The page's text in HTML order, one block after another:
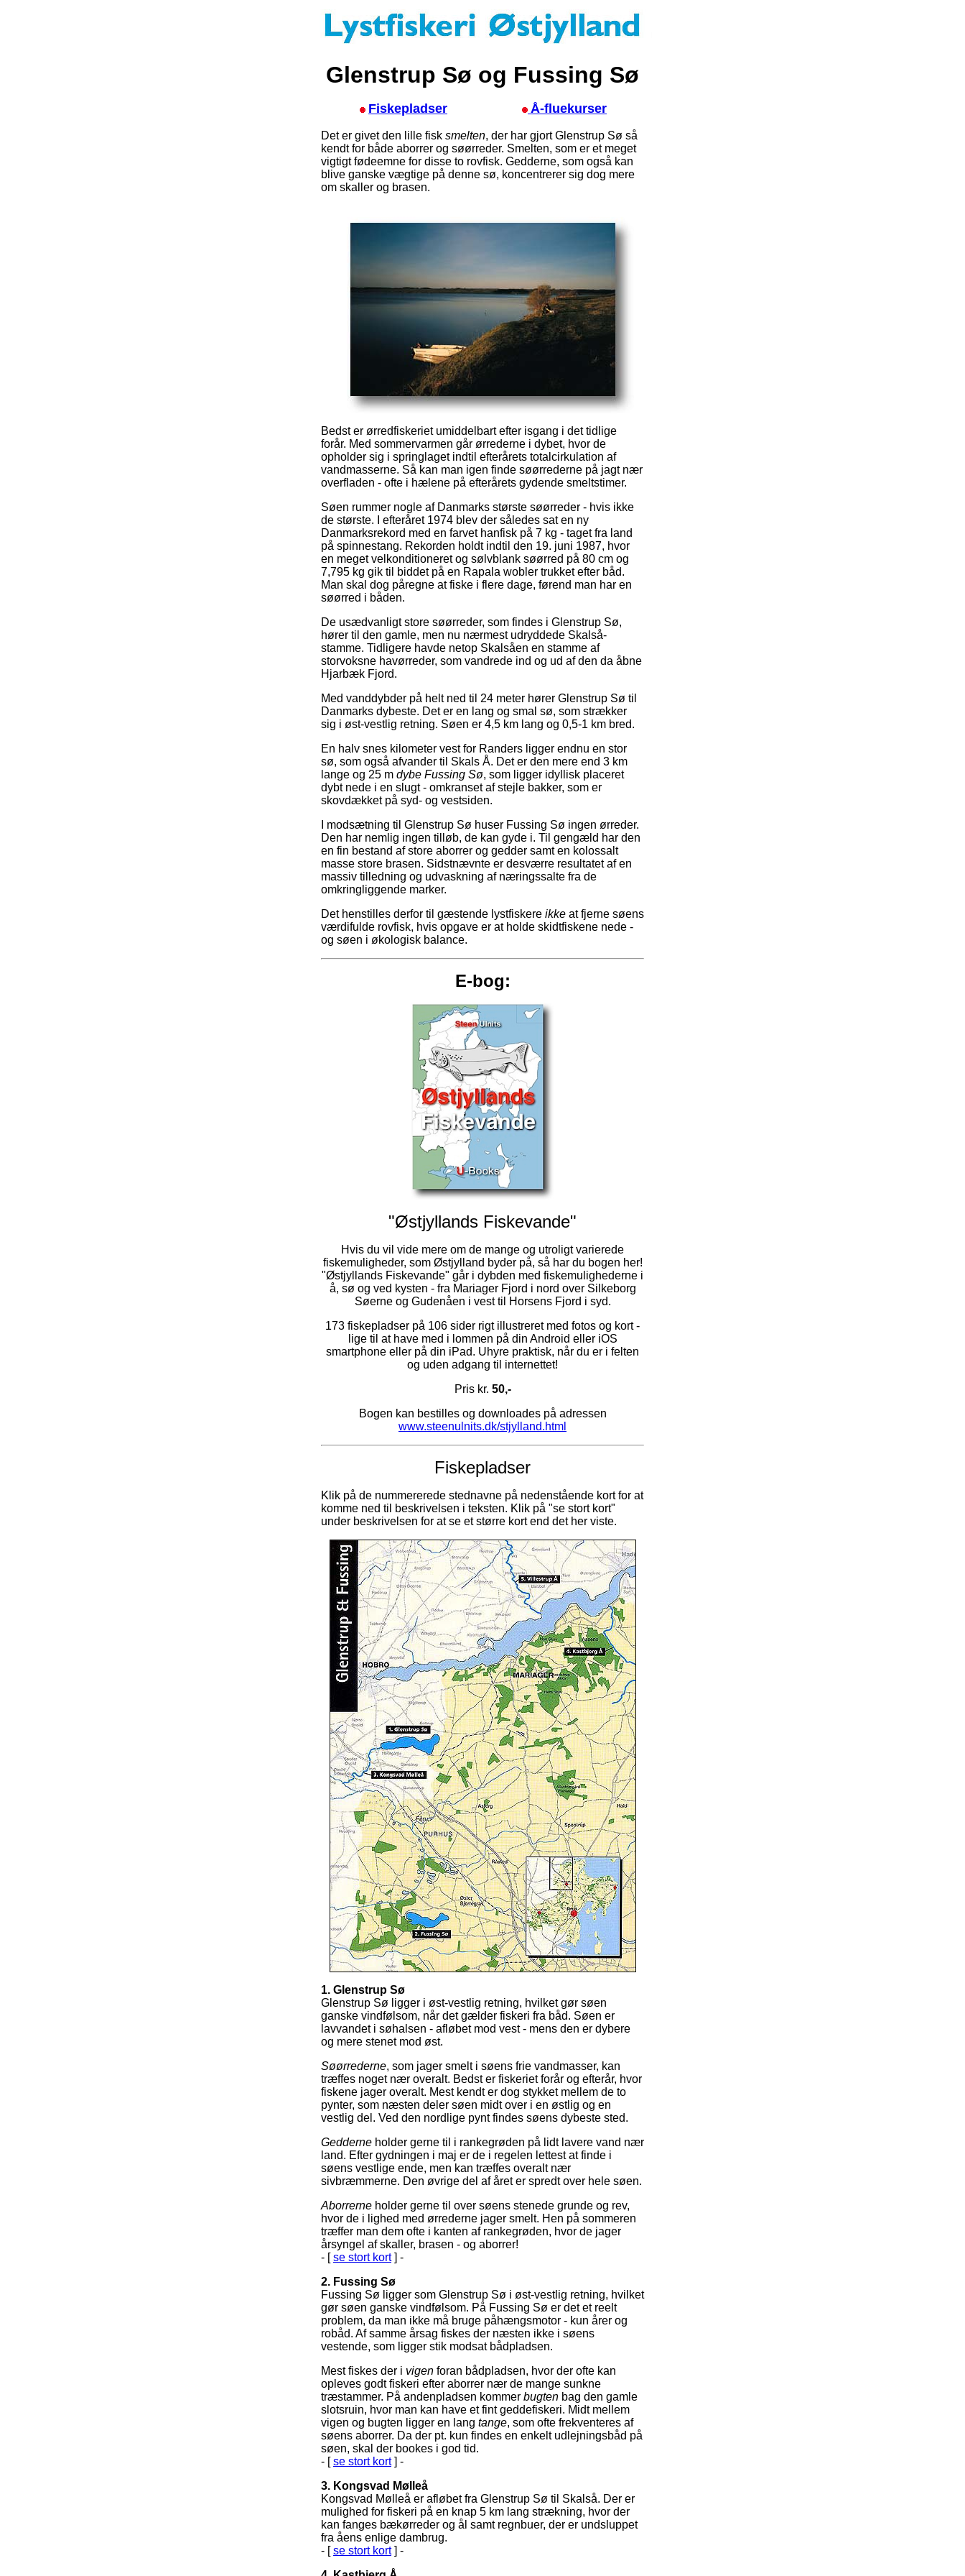
Glenstrup Sø og Fussing Sø
Fiskepladser Å-fluekurser
Det er givet den lille fisk smelten, der har gjort Glenstrup Sø så
kendt for både aborrer og søørreder. Smelten, som er et meget
vigtigt fødeemne for disse to rovfisk. Gedderne, som også kan
blive ganske vægtige på denne sø, koncentrerer sig dog mere
om skaller og brasen.
Bedst er ørredfiskeriet umiddelbart efter isgang i det tidlige
forår. Med sommervarmen går ørrederne i dybet, hvor de
opholder sig i springlaget indtil efterårets totalcirkulation af
vandmasserne. Så kan man igen finde søørrederne på jagt nær
overfladen - ofte i hælene på efterårets gydende smeltstimer.
Søen rummer nogle af Danmarks største søørreder - hvis ikke
de største. I efteråret 1974 blev der således sat en ny
Danmarksrekord med en farvet hanfisk på 7 kg - taget fra land
på spinnestang. Rekorden holdt indtil den 19. juni 1987, hvor
en meget velkonditioneret og sølvblank søørred på 80 cm og
7,795 kg gik til biddet på en Rapala wobler trukket efter båd.
Man skal dog påregne at fiske i flere dage, førend man har en
søørred i båden.
De usædvanligt store søørreder, som findes i Glenstrup Sø,
hører til den gamle, men nu nærmest udryddede Skalså-
stamme. Tidligere havde netop Skalsåen en stamme af
storvoksne havørreder, som vandrede ind og ud af den da åbne
Hjarbæk Fjord.
Med vanddybder på helt ned til 24 meter hører Glenstrup Sø til
Danmarks dybeste. Det er en lang og smal sø, som strækker
sig i øst-vestlig retning. Søen er 4,5 km lang og 0,5-1 km bred.
En halv snes kilometer vest for Randers ligger endnu en stor
sø, som også afvander til Skals Å. Det er den mere end 3 km
lange og 25 m dybe Fussing Sø, som ligger idyllisk placeret
dybt nede i en slugt - omkranset af stejle bakker, som er
skovdækket på syd- og vestsiden.
I modsætning til Glenstrup Sø huser Fussing Sø ingen ørreder.
Den har nemlig ingen tilløb, de kan gyde i. Til gengæld har den
en fin bestand af store aborrer og gedder samt en kolossalt
masse store brasen. Sidstnævnte er desværre resultatet af en
massiv tilledning og udvaskning af næringssalte fra de
omkringliggende marker.
Det henstilles derfor til gæstende lystfiskere ikke at fjerne søens
værdifulde rovfisk, hvis opgave er at holde skidtfiskene nede -
og søen i økologisk balance.
E-bog:
"Østjyllands Fiskevande"
Hvis du vil vide mere om de mange og utroligt varierede
fiskemuligheder, som Østjylland byder på, så har du bogen her!
"Østjyllands Fiskevande" går i dybden med fiskemulighederne i
å, sø og ved kysten - fra Mariager Fjord i nord over Silkeborg
Søerne og Gudenåen i vest til Horsens Fjord i syd.
173 fiskepladser på 106 sider rigt illustreret med fotos og kort -
lige til at have med i lommen på din Android eller iOS
smartphone eller på din iPad. Uhyre praktisk, når du er i felten
og uden adgang til internettet!
Pris kr. 50,-
Bogen kan bestilles og downloades på adressen
www.steenulnits.dk/stjylland.html
Fiskepladser
Klik på de nummererede stednavne på nedenstående kort for at
komme ned til beskrivelsen i teksten. Klik på "se stort kort"
under beskrivelsen for at se et større kort end det her viste.
1. Glenstrup Sø
Glenstrup Sø ligger i øst-vestlig retning, hvilket gør søen
ganske vindfølsom, når det gælder fiskeri fra båd. Søen er
lavvandet i søhalsen - afløbet mod vest - mens den er dybere
og mere stenet mod øst.
Søørrederne, som jager smelt i søens frie vandmasser, kan
træffes noget nær overalt. Bedst er fiskeriet forår og efterår, hvor
fiskene jager overalt. Mest kendt er dog stykket mellem de to
pynter, som næsten deler søen midt over i en østlig og en
vestlig del. Ved den nordlige pynt findes søens dybeste sted.
Gedderne holder gerne til i rankegrøden på lidt lavere vand nær
land. Efter gydningen i maj er de i regelen lettest at finde i
søens vestlige ende, men kan træffes overalt nær
sivbræmmerne. Den øvrige del af året er spredt over hele søen.
Aborrerne holder gerne til over søens stenede grunde og rev,
hvor de i lighed med ørrederne jager smelt. Hen på sommeren
træffer man dem ofte i kanten af rankegrøden, hvor de jager
årsyngel af skaller, brasen - og aborrer!
- [se stort kort] -
2. Fussing Sø
Fussing Sø ligger som Glenstrup Sø i øst-vestlig retning, hvilket
gør søen ganske vindfølsom. På Fussing Sø er det et reelt
problem, da man ikke må bruge påhængsmotor - kun årer og
robåd. Af samme årsag fiskes der næsten ikke i søens
vestende, som ligger stik modsat bådpladsen.
Mest fiskes der i vigen foran bådpladsen, hvor der ofte kan
opleves godt fiskeri efter aborrer nær de mange sunkne
træstammer. På andenpladsen kommer bugten bag den gamle
slotsruin, hvor man kan have et fint geddefiskeri. Midt mellem
vigen og bugten ligger en lang tange, som ofte frekventeres af
søens aborrer. Da der pt. kun findes en enkelt udlejningsbåd på
søen, skal der bookes i god tid.
- [se stort kort] -
3. Kongsvad Mølleå
Kongsvad Mølleå er afløbet fra Glenstrup Sø til Skalså. Der er
mulighed for fiskeri på en knap 5 km lang strækning, hvor der
kan fanges bækørreder og ål samt regnbuer, der er undsluppet
fra åens enlige dambrug.
- [se stort kort] -